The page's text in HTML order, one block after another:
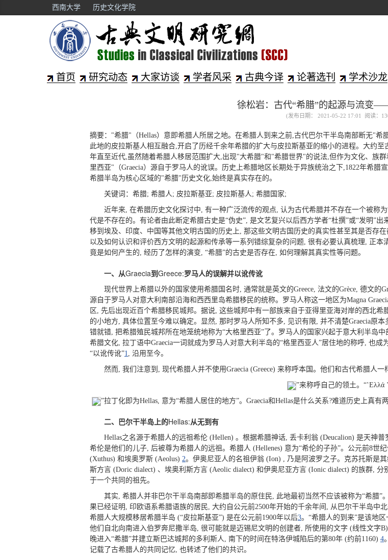
西南大学 历史文化学院
首页 研究动态 大家访谈 学者风采 古典今译 论著选刊 学术沙龙
徐松岩：古代“希腊”的起源与流变
(发布日期： 2021-05-22 17:01 阅读：
摘要："希腊"（Hellas）意即希腊人所居之地。在希腊人到来之前,古代巴尔干半岛南部断无"
此地的皮拉斯基人相互融合,开启了历经千余年希腊的扩大与皮拉斯基亚的缩小的进程。大约
年直至近代,虽然随着希腊人移居范围扩大,出现"大希腊"和"希腊世界"的说法,但作为文化、族
里西亚"（Graecia）源自于罗马人的讹误。历史上希腊地区长期处于异族统治之下,1822年希
希腊半岛为核心区域的"希腊"历史文化,始终是真实存在的。
关键词：希腊; 希腊人; 皮拉斯基亚; 皮拉斯基人; 希腊国家;
近年来, 在希腊历史文化探讨中, 有一种广泛流传的观点, 认为古代希腊并不存在一个被称
代是不存在的。有论者由此断定希腊古史是“伪史”, 是文艺复兴以后西方学者“杜撰”或“发明”
移到埃及、印度、中国等其他文明古国的历史上, 那这些文明古国历史的真实性甚至其是否存
以及如何认识和评价西方文明的起源和传承等一系列错综复杂的问题, 很有必要认真梳理, 正
竟是如何产生的, 经历了怎样的演变, “希腊”的古史是否存在, 如何理解其真实性等问题。
一、从Graecia到Greece:罗马人的误解并以讹传讹
现代世界上希腊以外的国家使用希腊国名时, 通常就是英文的Greece, 法文的Grèce, 德文的
源自于罗马人对意大利南部沿海和西西里岛希腊移民的统称。罗马人称这一地区为Magna
区, 先后出现近百个希腊移民城邦。据说, 这些城邦中有一部族来自于亚得里亚海对岸的西北希
的小地方, 具体位置至今难以确定。显然, 那时罗马人所知不多, 见识有限, 并不清楚Graecia原
错就错, 把希腊殖民城邦所在地笼统地称为“大格里西亚”了。罗马人的国家兴起于意大利半岛
希腊文化, 拉丁语中Graecia一词就成为罗马人对意大利半岛的“格里西亚人”居住地的称呼, 也
“以讹传讹”1, 沿用至今。
然而, 我们注意到, 现代希腊人并不使用Graecia (Greece) 来称呼本国。他们和古代希腊人一
”来称呼自己的领土。“ʽEλλά
”拉丁化即为Hellas, 意为“希腊人居住的地方”。Graecia和Hellas是什么关系?难道历史上真
二、巴尔干半岛上的Hellas:从无到有
Hellas之名源于希腊人的远祖希伦 (Hellen) 。根据希腊神话, 丢卡利翁 (Deucalion) 是天神
希伦是他们的儿子, 后被尊为希腊人的远祖。希腊人 (Hellenes) 意为“希伦的子孙”。公元前8世
(Xuthus) 和埃奥罗斯 (Aeolus) 2。伊奥尼亚人的名祖伊翁 (Ion) , 乃是阿波罗之子。克苏托斯是
斯方言 (Doric dialect) 、埃奥利斯方言 (Aeolic dialect) 和伊奥尼亚方言 (Ionic dialect) 的族群,
于一个共同的祖先。
其实, 希腊人并非巴尔干半岛南部即希腊半岛的原住民, 此地最初当然不应该被称为“希腊
果已经证明, 印欧语系希腊语族的居民, 大约自公元前2500年开始的千余年间, 从巴尔干半岛中
希腊人大规模移居希腊半岛 (“皮拉斯基亚”) 是在公元前1900年以后3。“希腊人的到来”是该地
他们自北向南进入伯罗奔尼撒半岛, 很可能就是迈锡尼文明的创建者, 所使用的文字 (线性文字
晚进入“希腊”并建立斯巴达城邦的多利斯人, 南下的时间在特洛伊城陷后的第80年 (约前1160) 4
记载了古希腊人的共同记忆, 也转述了他们的共识。